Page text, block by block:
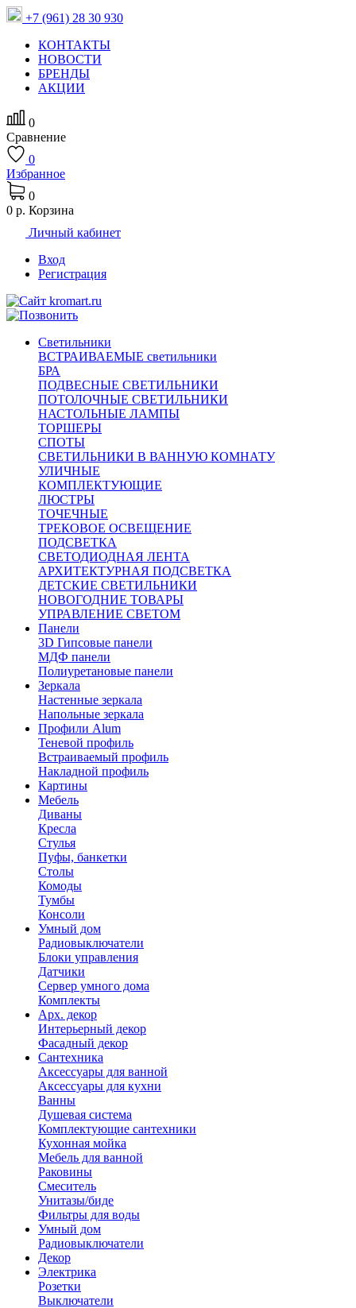
+7 (961) 28 30 930
КОНТАКТЫ
НОВОСТИ
БРЕНДЫ
АКЦИИ
0
Сравнение
0
Избранное
0
0 р. Корзина
Личный кабинет
Вход
Регистрация
Светильники
ВСТРАИВАЕМЫЕ светильники
БРА
ПОДВЕСНЫЕ СВЕТИЛЬНИКИ
ПОТОЛОЧНЫЕ СВЕТИЛЬНИКИ
НАСТОЛЬНЫЕ ЛАМПЫ
ТОРШЕРЫ
СПОТЫ
СВЕТИЛЬНИКИ В ВАННУЮ КОМНАТУ
УЛИЧНЫЕ
КОМПЛЕКТУЮЩИЕ
ЛЮСТРЫ
ТОЧЕЧНЫЕ
ТРЕКОВОЕ ОСВЕЩЕНИЕ
ПОДСВЕТКА
СВЕТОДИОДНАЯ ЛЕНТА
АРХИТЕКТУРНАЯ ПОДСВЕТКА
ДЕТСКИЕ СВЕТИЛЬНИКИ
НОВОГОДНИЕ ТОВАРЫ
УПРАВЛЕНИЕ СВЕТОМ
Панели
3D Гипсовые панели
МДФ панели
Полиуретановые панели
Зеркала
Настенные зеркала
Напольные зеркала
Профили Alum
Теневой профиль
Встраиваемый профиль
Накладной профиль
Картины
Мебель
Диваны
Кресла
Стулья
Пуфы, банкетки
Столы
Комоды
Тумбы
Консоли
Умный дом
Радиовыключатели
Блоки управления
Датчики
Сервер умного дома
Комплекты
Арх. декор
Интерьерный декор
Фасадный декор
Сантехника
Аксессуары для ванной
Аксессуары для кухни
Ванны
Душевая система
Комплектующие сантехники
Кухонная мойка
Мебель для ванной
Раковины
Смеситель
Унитазы/биде
Фильтры для воды
Умный дом
Радиовыключатели
Декор
Электрика
Розетки
Выключатели